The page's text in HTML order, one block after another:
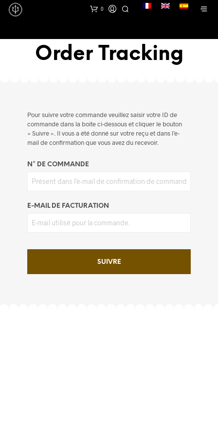
0 lang
Order Tracking
Pour suivre votre commande veuillez saisir votre ID de
commande dans la boite ci-dessous et cliquer le bouton
« Suivre ». Il vous a été donné sur votre reçu et dans l’e-
mail de confirmation que vous avez du recevoir.
N° DE COMMANDE
E-MAIL DE FACTURATION
SUIVRE